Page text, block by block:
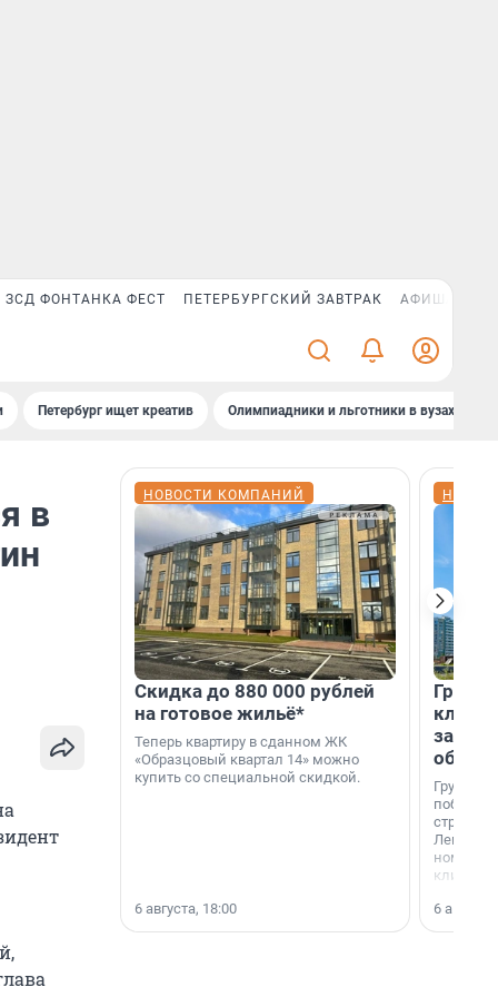
ЗСД ФОНТАНКА ФЕСТ ПЕТЕРБУРГСКИЙ ЗАВТРАК АФИША PLUS
Петербург ищет креатив Олимпиадники и льготники в вузах СПб
в
НОВОСТИ КОМПАНИЙ
Скидка до 880 000 рублей
на готовое жильё*
Теперь квартиру в сданном ЖК
«Образцовый квартал 14» можно
купить со специальной скидкой.
6 августа, 18:00
Группа
области».
6